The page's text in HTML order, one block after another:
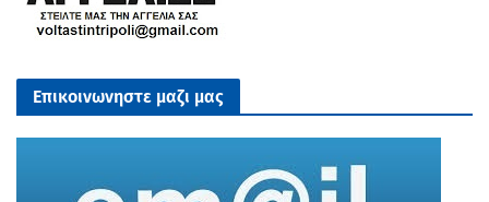
Επικοινωνηστε μαζι μας